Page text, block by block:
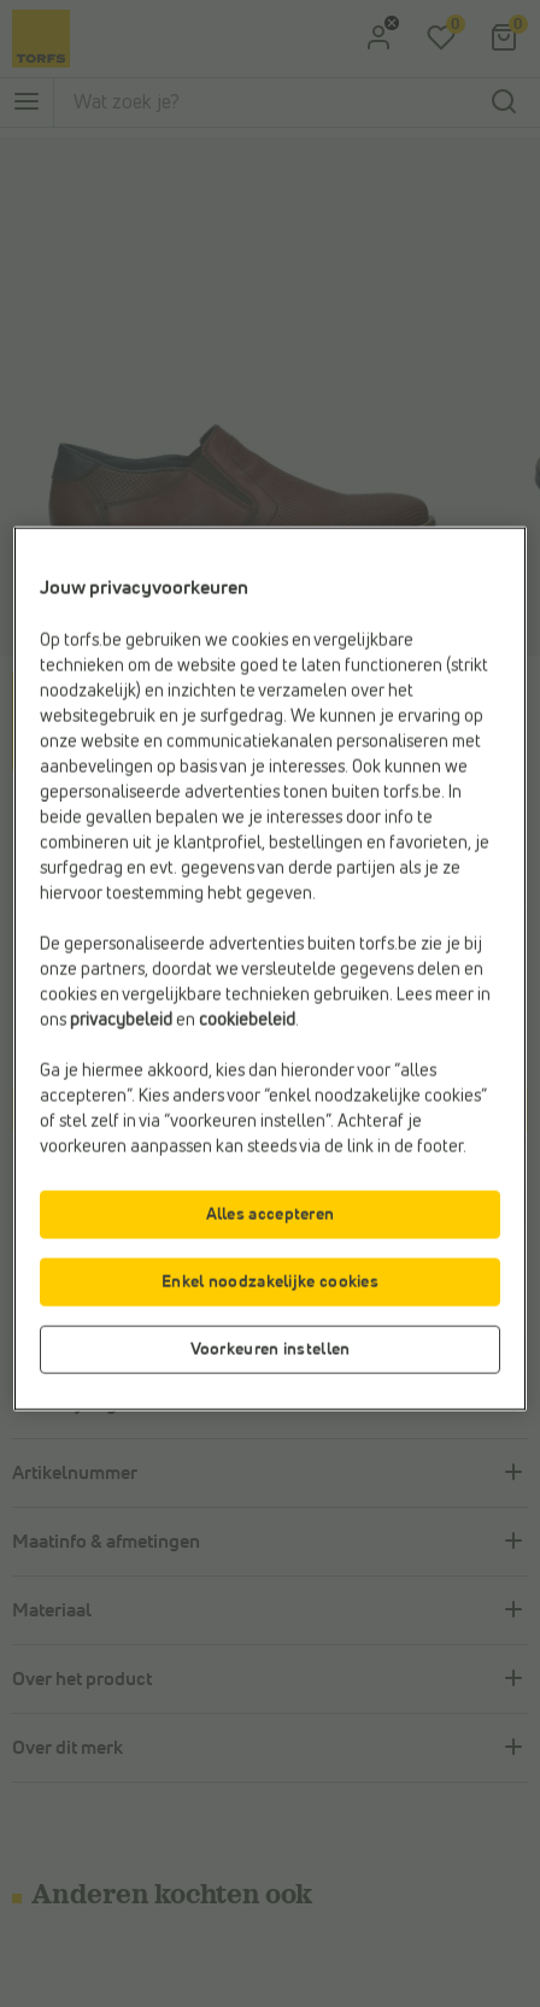
Ga naar Hoofdmenu
0 0
RIEKER
Geklede schoenen cognac
Kleur
Maat
In winkelmandje
Veilig online betalen
Gratis retournerenmet retourlabel
Klantenservice met eenglimlach
Beschrijving
Artikelnummer
Maatinfo & afmetingen
Materiaal
Over het product
Over dit merk
Anderen kochten ook
Jouw privacyvoorkeuren
Op torfs.be gebruiken we cookies en vergelijkbare
technieken om de website goed te laten functioneren (strikt
noodzakelijk) en inzichten te verzamelen over het
websitegebruik en je surfgedrag. We kunnen je ervaring op
onze website en communicatiekanalen personaliseren met
aanbevelingen op basis van je interesses. Ook kunnen we
gepersonaliseerde advertenties tonen buiten torfs.be. In
beide gevallen bepalen we je interesses door info te
combineren uit je klantprofiel, bestellingen en favorieten, je
surfgedrag en evt. gegevens van derde partijen als je ze
hiervoor toestemming hebt gegeven.
De gepersonaliseerde advertenties buiten torfs.be zie je bij
onze partners, doordat we versleutelde gegevens delen en
cookies en vergelijkbare technieken gebruiken. Lees meer in
onsprivacybeleid encookiebeleid.
Ga je hiermee akkoord, kies dan hieronder voor “alles
accepteren”. Kies anders voor “enkel noodzakelijke cookies”
of stel zelf in via “voorkeuren instellen”. Achteraf je
voorkeuren aanpassen kan steeds via de link in de footer.
Voorkeuren instellen
Enkel noodzakelijke cookies
Alles accepteren